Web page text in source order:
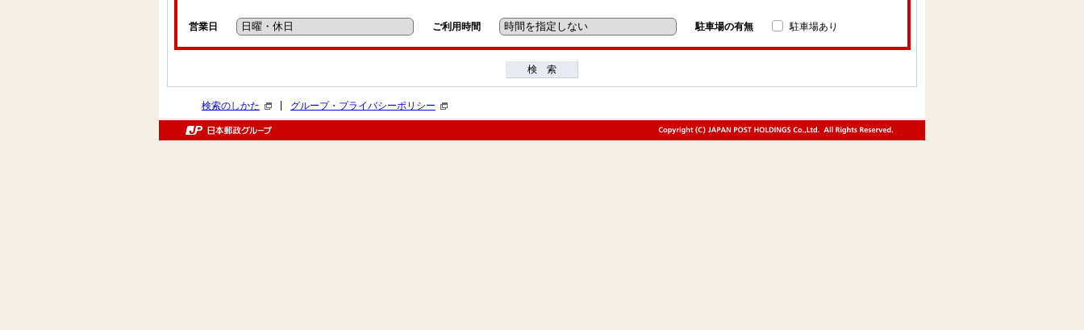
営業日 ご利用時間 駐車場の有無 駐車場あり
検 索
検索のしかた グループ・プライバシーポリシー